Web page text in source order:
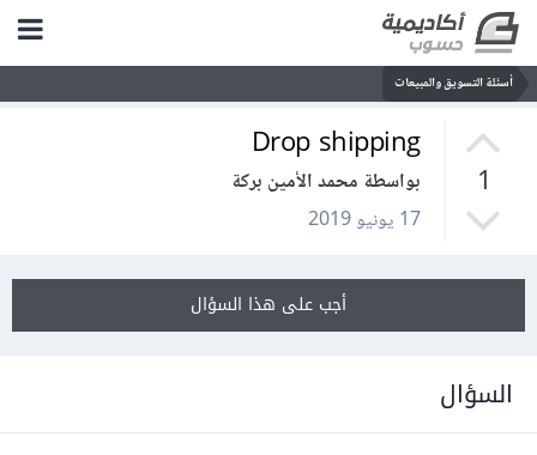
أسئلة التسويق والمبيعات
1
Drop shipping
بواسطة محمد الأمين بركة
17 يونيو 2019
أجب على هذا السؤال
السؤال